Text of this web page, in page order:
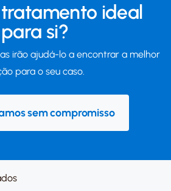
ideal
para si?
irão ajudá-lo a encontrar a melhor
para o seu caso.
sem compromisso